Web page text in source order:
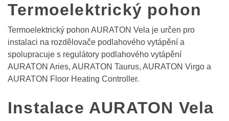
Termoelektrický pohon
Termoelektrický pohon AURATON Vela je určen pro
instalaci na rozdělovače podlahového vytápění a
spolupracuje s regulátory podlahového vytápění
AURATON Aries, AURATON Taurus, AURATON Virgo a
AURATON Floor Heating Controller.
Instalace AURATON Vela